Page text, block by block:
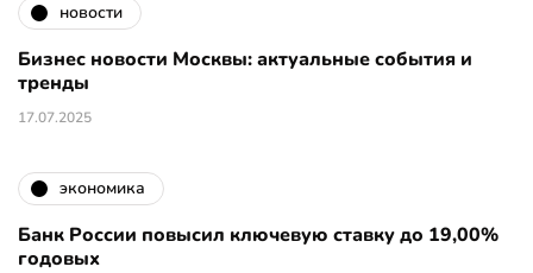
новости
Бизнес новости Москвы: актуальные события и
тренды
17.07.2025
экономика
Банк России повысил ключевую ставку до 19,00%
годовых